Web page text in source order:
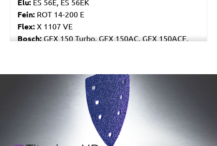
Elu: ES 56E, ES 56EK
Fein: ROT 14-200 E
Flex: X 1107 VE
Bosch:GEX 150 Turbo, GEX 150AC, GEX 150ACE,
Kress:900 HEX/2, 900 MPS
D26410, DW443
UT 150 E, UX 150 E
BO6030, BO6040J
SXE 425 XL, SXE 450 Duo, SXE 450
/marketing/parallax/menzer/parallax_logos/